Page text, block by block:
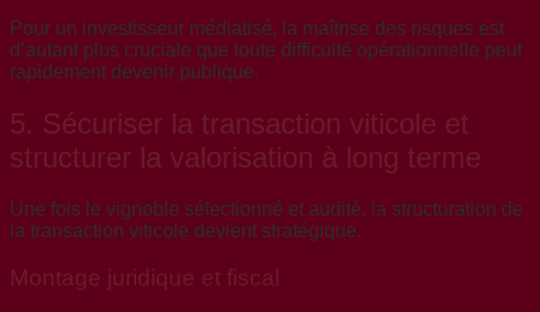
Pour un investisseur médiatisé, la maîtrise des risques est
d’autant plus cruciale que toute difficulté opérationnelle peut
rapidement devenir publique.
5. Sécuriser la transaction viticole et
structurer la valorisation à long terme
Une fois le vignoble sélectionné et audité, la structuration de
la transaction viticole devient stratégique.
Montage juridique et fiscal